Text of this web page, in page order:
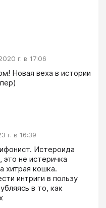
г. в 17:06
Новая веха в истории
г. в 16:39
Истероида
не истеричка
хитрая кошка.
интриги в пользу
в то, как